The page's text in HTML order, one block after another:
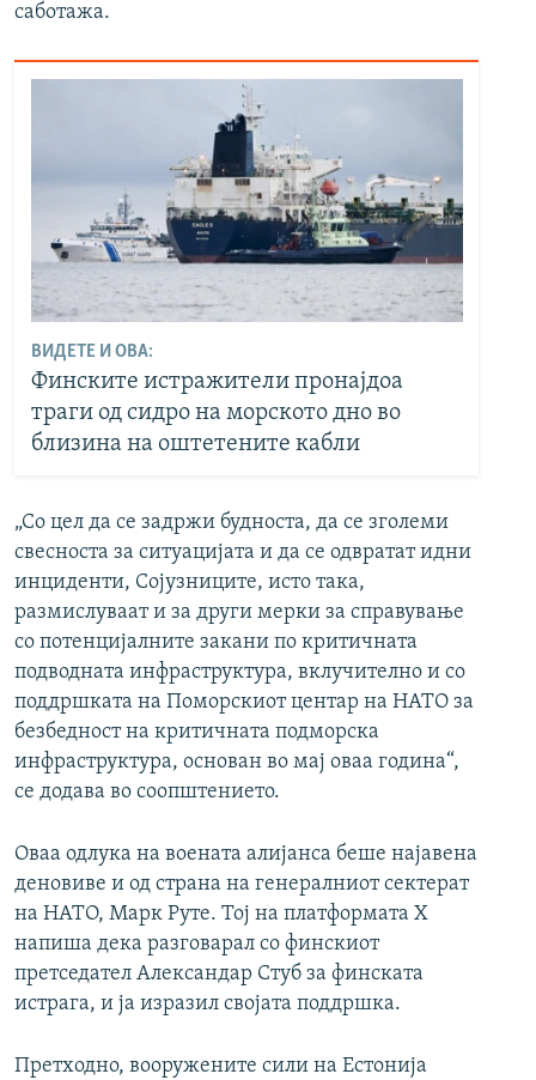
саботажа.
ВИДЕТЕ И ОВА:
Финските истражители пронајдоа
траги од сидро на морското дно во
близина на оштетените кабли
„Со цел да се задржи будноста, да се зголеми
свесноста за ситуацијата и да се одвратат идни
инциденти, Сојузниците, исто така,
размислуваат и за други мерки за справување
со потенцијалните закани по критичната
подводната инфраструктура, вклучително и со
поддршката на Поморскиот центар на НАТО за
безбедност на критичната подморска
инфраструктура, основан во мај оваа година“,
се додава во соопштението.
Оваа одлука на воената алијанса беше најавена
деновиве и од страна на генералниот сектерат
на НАТО, Марк Руте. Тој на платформата X
напиша дека разговарал со финскиот
претседател Александар Стуб за финската
истрага, и ја изразил својата поддршка.
Претходно, вооружените сили на Естонија